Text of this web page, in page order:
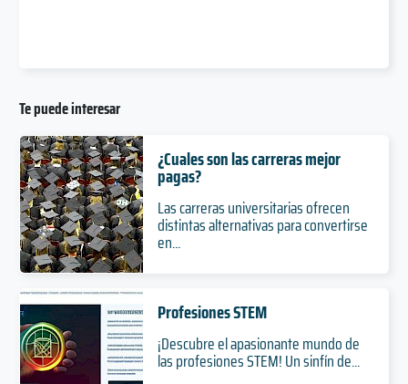
Te puede interesar
¿Cuales son las carreras mejor
pagas?
Las carreras universitarias ofrecen
distintas alternativas para convertirse
en...
Profesiones STEM
¡Descubre el apasionante mundo de
las profesiones STEM! Un sinfín de...